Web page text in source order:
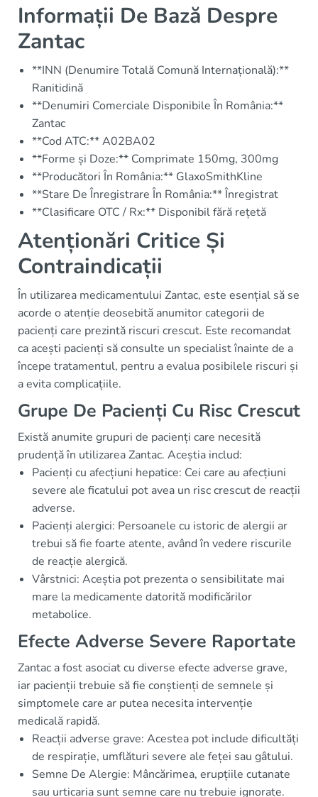
Informații De Bază Despre
Zantac
**INN (Denumire Totală Comună Internațională):**
Ranitidină
**Denumiri Comerciale Disponibile În România:**
Zantac
**Cod ATC:** A02BA02
**Forme și Doze:** Comprimate 150mg, 300mg
**Producători În România:** GlaxoSmithKline
**Stare De Înregistrare În România:** Înregistrat
**Clasificare OTC / Rx:** Disponibil fără rețetă
Atenționări Critice Și
Contraindicații
În utilizarea medicamentului Zantac, este esențial să se
acorde o atenție deosebită anumitor categorii de
pacienți care prezintă riscuri crescut. Este recomandat
ca acești pacienți să consulte un specialist înainte de a
începe tratamentul, pentru a evalua posibilele riscuri și
a evita complicațiile.
Grupe De Pacienți Cu Risc Crescut
Există anumite grupuri de pacienți care necesită
prudență în utilizarea Zantac. Aceștia includ:
Pacienți cu afecțiuni hepatice: Cei care au afecțiuni
severe ale ficatului pot avea un risc crescut de reacții
adverse.
Pacienți alergici: Persoanele cu istoric de alergii ar
trebui să fie foarte atente, având în vedere riscurile
de reacție alergică.
Vârstnici: Aceștia pot prezenta o sensibilitate mai
mare la medicamente datorită modificărilor
metabolice.
Efecte Adverse Severe Raportate
Zantac a fost asociat cu diverse efecte adverse grave,
iar pacienții trebuie să fie conștienți de semnele și
simptomele care ar putea necesita intervenție
medicală rapidă.
Reacții adverse grave: Acestea pot include dificultăți
de respirație, umflături severe ale feței sau gâtului.
Semne De Alergie: Mâncărimea, erupțiile cutanate
sau urticaria sunt semne care nu trebuie ignorate.